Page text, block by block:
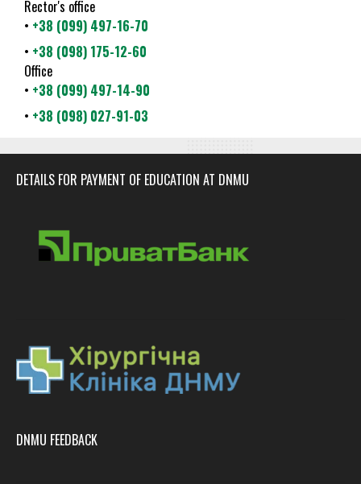
Rector's office
• +38 (099) 497-16-70
• +38 (098) 175-12-60
Office
• +38 (099) 497-14-90
• +38 (098) 027-91-03
DETAILS FOR PAYMENT OF EDUCATION AT DNMU
DNMU FEEDBACK